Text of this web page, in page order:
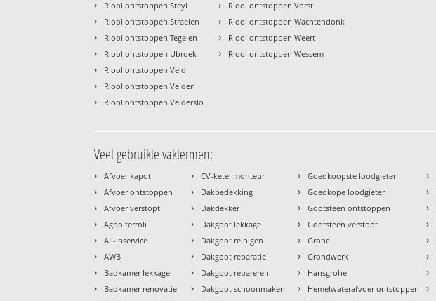
› Riool ontstoppen Steyl
› Riool ontstoppen Straelen
› Riool ontstoppen Tegelen
› Riool ontstoppen Ubroek
› Riool ontstoppen Veld
› Riool ontstoppen Velden
› Riool ontstoppen Velderslo
› Riool ontstoppen Vorst
› Riool ontstoppen Wachtendonk
› Riool ontstoppen Weert
› Riool ontstoppen Wessem
Veel gebruikte vaktermen:
› Afvoer kapot
› Afvoer ontstoppen
› Afvoer verstopt
› Agpo ferroli
› All-Inservice
› AWB
› Badkamer lekkage
› Badkamer renovatie
› CV-ketel monteur
› Dakbedekking
› Dakdekker
› Dakgoot lekkage
› Dakgoot reinigen
› Dakgoot reparatie
› Dakgoot repareren
› Dakgoot schoonmaken
› Goedkoopste loodgieter
› Goedkope loodgieter
› Gootsteen ontstoppen
› Gootsteen verstopt
› Grohe
› Grondwerk
› Hansgrohe
› Hemelwaterafvoer ontstoppen
›
›
›
›
›
›
›
›